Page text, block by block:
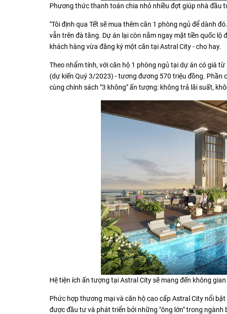
Phương thức thanh toán chia nhỏ nhiều đợt giúp nhà đầu
"Tôi định qua Tết sẽ mua thêm căn 1 phòng ngủ để dành
vẫn trên đà tăng. Dự án lại còn nằm ngay mặt tiền quốc
khách hàng vừa đăng ký một căn tại Astral City - cho hay.
Theo nhẩm tính, với căn hộ 1 phòng ngủ tại dự án có giá
(dự kiến Quý 3/2023) - tương đương 570 triệu đồng. Phần
cùng chính sách "3 không" ấn tượng: không trả lãi suất,
Hệ tiện ích ấn tượng tại Astral City sẽ mang đến không
Phức hợp thương mại và căn hộ cao cấp Astral City nổi
được đầu tư và phát triển bởi những "ông lớn" trong